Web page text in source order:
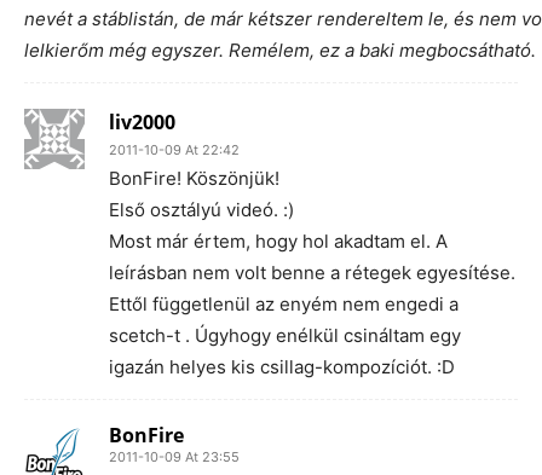
nevét a stáblistán, de már kétszer rendereltem le, és nem
lelkierőm még egyszer. Remélem, ez a baki megbocsátható.
liv2000
2011-10-09 At 22:42
BonFire! Köszönjük!
Első osztályú videó. :)
Most már értem, hogy hol akadtam el. A
leírásban nem volt benne a rétegek egyesítése.
Ettől függetlenül az enyém nem engedi a
scetch-t . Úgyhogy enélkül csináltam egy
igazán helyes kis csillag-kompozíciót. :D
BonFire
2011-10-09 At 23:55